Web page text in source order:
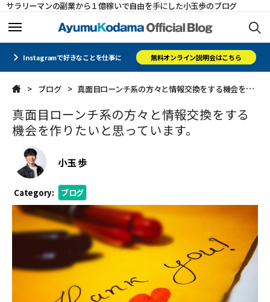
サラリーマンの副業から１億稼いで自由を手にした小玉歩のブログ
ホーム
メルマガ
コミュニティ
オフィシャルサイト
CLOSE
ホーム
メルマガ
コミュニティ
オフィシャルサイト
CLOSE
Instagramで好きなことを仕事に 無料オンライン説明会はこちら
ブログ 真面目ローンチ系の方々と情報交換をする機会を作りたいと思っています。
真面目ローンチ系の方々と情報交換をする
機会を作りたいと思っています。
小玉 歩
Category: ブログ